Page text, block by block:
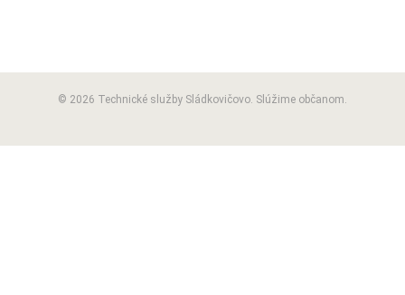
© 2026 Technické služby Sládkovičovo. Slúžime občanom.